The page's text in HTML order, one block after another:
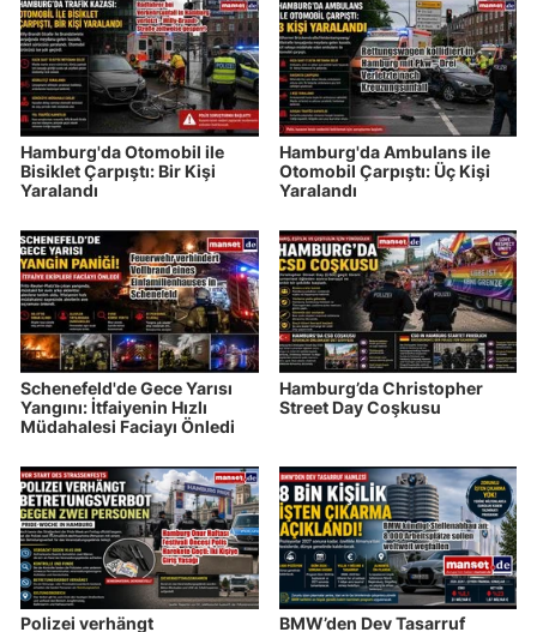
Hamburg'da Otomobil ile
Bisiklet Çarpıştı: Bir Kişi
Yaralandı
Hamburg'da Ambulans ile
Otomobil Çarpıştı: Üç Kişi
Yaralandı
Schenefeld'de Gece Yarısı
Yangını: İtfaiyenin Hızlı
Müdahalesi Faciayı Önledi
Hamburg’da Christopher
Street Day Coşkusu
Polizei verhängt
BMW’den Dev Tasarruf